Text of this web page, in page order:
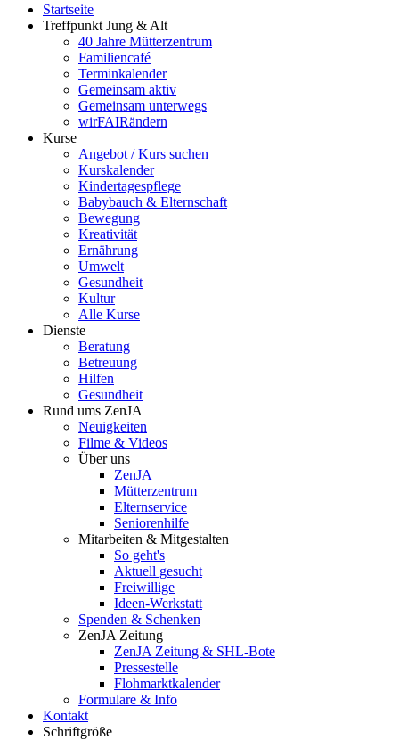
Startseite
Treffpunkt Jung & Alt
40 Jahre Mütterzentrum
Familiencafé
Terminkalender
Gemeinsam aktiv
Gemeinsam unterwegs
wirFAIRändern
Kurse
Angebot / Kurs suchen
Kurskalender
Kindertagespflege
Babybauch & Elternschaft
Bewegung
Kreativität
Ernährung
Umwelt
Gesundheit
Kultur
Alle Kurse
Dienste
Beratung
Betreuung
Hilfen
Gesundheit
Rund ums ZenJA
Neuigkeiten
Filme & Videos
Über uns
ZenJA
Mütterzentrum
Elternservice
Seniorenhilfe
Mitarbeiten & Mitgestalten
So geht's
Aktuell gesucht
Freiwillige
Ideen-Werkstatt
Spenden & Schenken
ZenJA Zeitung
ZenJA Zeitung & SHL-Bote
Pressestelle
Flohmarktkalender
Formulare & Info
Kontakt
Schriftgröße